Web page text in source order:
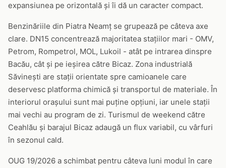
expansiunea pe orizontală și îi dă un caracter compact.
Benzinăriile din Piatra Neamț se grupează pe câteva axe
clare. DN15 concentrează majoritatea stațiilor mari - OMV,
Petrom, Rompetrol, MOL, Lukoil - atât pe intrarea dinspre
Bacău, cât și pe ieșirea către Bicaz. Zona industrială
Săvinești are stații orientate spre camioanele care
deservesc platforma chimică și transportul de materiale. În
interiorul orașului sunt mai puține opțiuni, iar unele stații
mai vechi au program de zi. Turismul de weekend către
Ceahlău și barajul Bicaz adaugă un flux variabil, cu vârfuri
în sezonul cald.
OUG 19/2026 a schimbat pentru câteva luni modul în care